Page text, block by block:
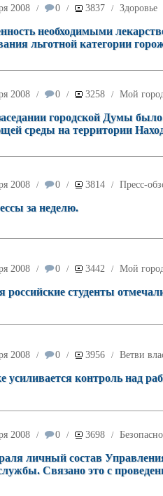
2008 / 0 / 3837 / Здоровье
необходимыми
льготной категории
2008 / 0 / 3258 / Мой
городской Думы
среды на территории
2008 / 0 / 3814 / Пресс-
за неделю.
2008 / 0 / 3442 / Мой
российские студенты
2008 / 0 / 3956 / Ветви
усиливается контроль над
2008 / 0 / 3698 /
личный состав
Связано это с